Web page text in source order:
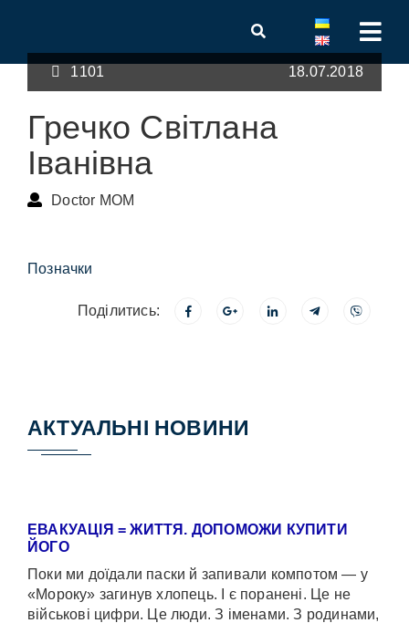
1101 18.07.2018
Гречко Світлана
Іванівна
Doctor MOM
Позначки
Поділитись:
АКТУАЛЬНІ НОВИНИ
ЕВАКУАЦІЯ = ЖИТТЯ. ДОПОМОЖИ КУПИТИ
ЙОГО
Поки ми доїдали паски й запивали компотом — у
«Мороку» загинув хлопець. І є поранені. Це не
військові цифри. Це люди. З іменами. З родинами,